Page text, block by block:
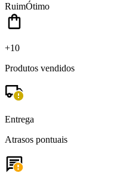
RuimÓtimo
+10
Produtos vendidos
Entrega
Atrasos pontuais